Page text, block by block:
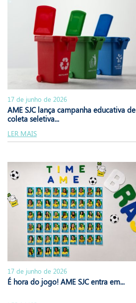
17 de junho de 2026
AME SJC lança campanha educativa de
coleta seletiva...
LER MAIS
17 de junho de 2026
É hora do jogo! AME SJC entra em...